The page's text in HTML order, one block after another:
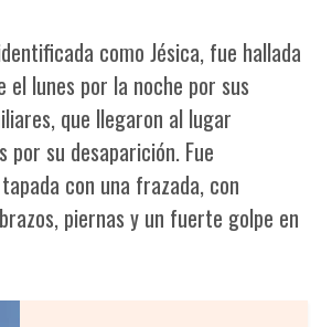
como Jésica, fue hallada
el lunes por la noche por sus
que llegaron al lugar
por su desaparición. Fue
con una frazada, con
piernas y un fuerte golpe en